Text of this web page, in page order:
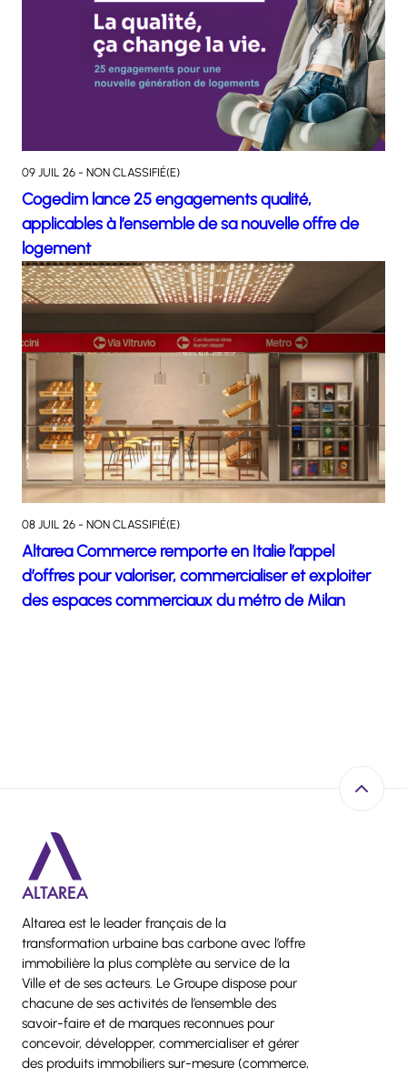
09 JUIL 26 - NON CLASSIFIÉ(E)
Cogedim lance 25 engagements qualité,
applicables à l’ensemble de sa nouvelle offre de
logement
08 JUIL 26 - NON CLASSIFIÉ(E)
Altarea Commerce remporte en Italie l’appel
d’offres pour valoriser, commercialiser et exploiter
des espaces commerciaux du métro de Milan
Altarea est le leader français de la
transformation urbaine bas carbone avec l’offre
immobilière la plus complète au service de la
Ville et de ses acteurs. Le Groupe dispose pour
chacune de ses activités de l’ensemble des
savoir-faire et de marques reconnues pour
concevoir, développer, commercialiser et gérer
des produits immobiliers sur-mesure (commerce,
Retour